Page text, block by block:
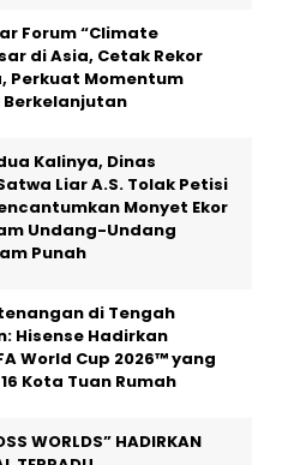
Forum “Climate
di Asia, Cetak Rekor
Perkuat Momentum
Berkelanjutan
Kalinya, Dinas
Liar A.S. Tolak Petisi
Monyet Ekor
Undang-Undang
Punah
di Tengah
Hisense Hadirkan
World Cup 2026™ yang
Kota Tuan Rumah
WORLDS” HADIRKAN